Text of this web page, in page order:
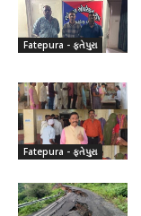
Fatepura - ફતેપુરા
Fatepura - ફતેપુરા